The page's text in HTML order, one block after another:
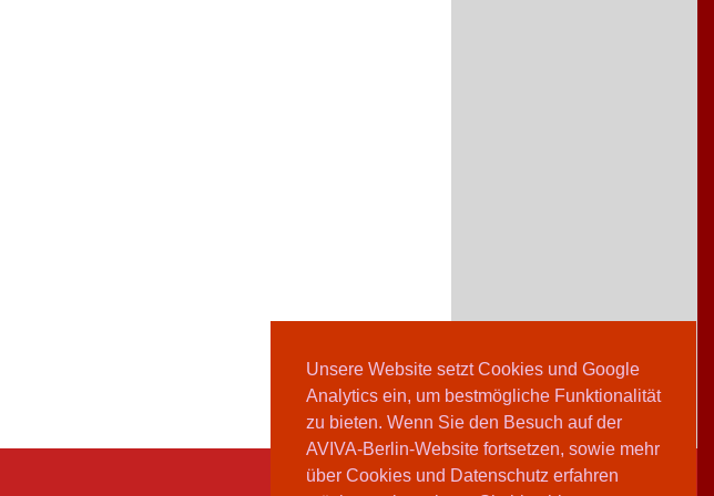
Unsere Website setzt Cookies und Google
Analytics ein, um bestmögliche Funktionalität
zu bieten. Wenn Sie den Besuch auf der
AVIVA-Berlin-Website fortsetzen, sowie mehr
über Cookies und Datenschutz erfahren